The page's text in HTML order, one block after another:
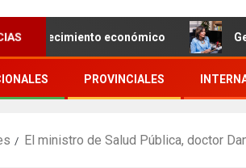
económico Geanilda
PROVINCIALES
El ministro de Salud Pública, doctor